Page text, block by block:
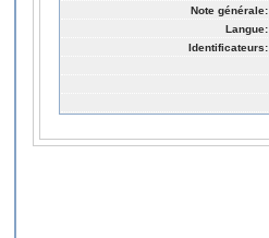
Note générale:
Langue:
Identificateurs: